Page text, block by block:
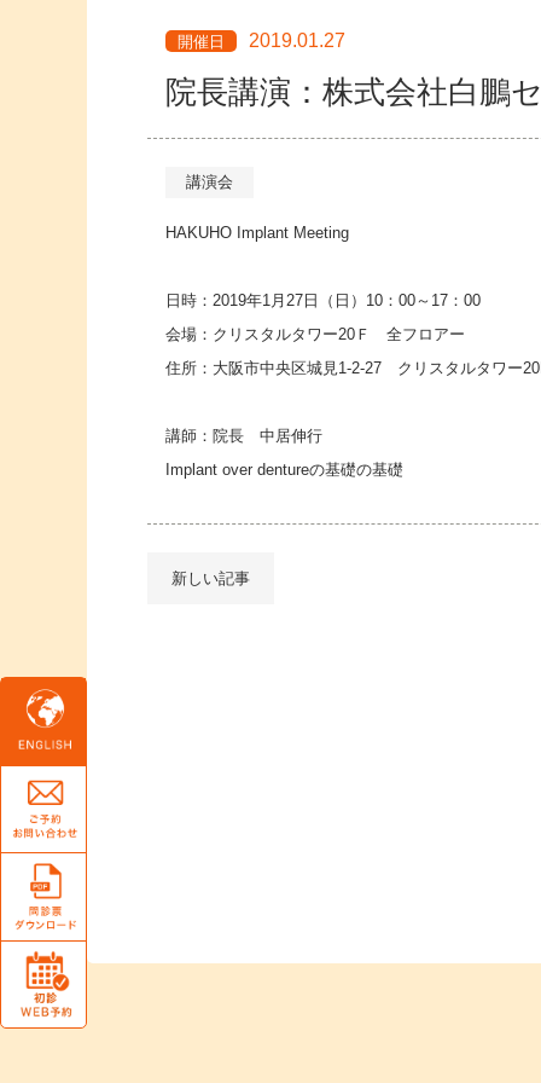
開催日 2019.01.27
院長講演：株式会社白鵬
講演会
HAKUHO Implant Meeting
日時：2019年1月27日（日）10：00～17：00
会場：クリスタルタワー20Ｆ 全フロアー
住所：大阪市中央区城見1-2-27 クリスタルタワー
講師：院長 中居伸行
Implant over dentureの基礎の基礎
新しい記事